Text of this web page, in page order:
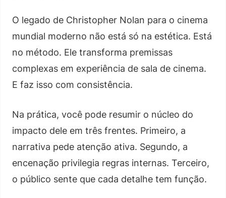
O legado de Christopher Nolan para o cinema
mundial moderno não está só na estética. Está
no método. Ele transforma premissas
complexas em experiência de sala de cinema.
E faz isso com consistência.
Na prática, você pode resumir o núcleo do
impacto dele em três frentes. Primeiro, a
narrativa pede atenção ativa. Segundo, a
encenação privilegia regras internas. Terceiro,
o público sente que cada detalhe tem função.